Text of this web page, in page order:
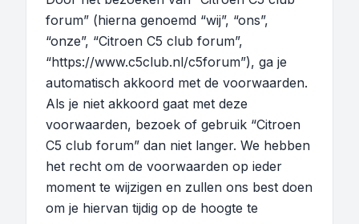
forum” (hierna genoemd “wij”, “ons”,
“onze”, “Citroen C5 club forum”,
“https://www.c5club.nl/c5forum”), ga je
automatisch akkoord met de voorwaarden.
Als je niet akkoord gaat met deze
voorwaarden, bezoek of gebruik “Citroen
C5 club forum” dan niet langer. We hebben
het recht om de voorwaarden op ieder
moment te wijzigen en zullen ons best doen
om je hiervan tijdig op de hoogte te